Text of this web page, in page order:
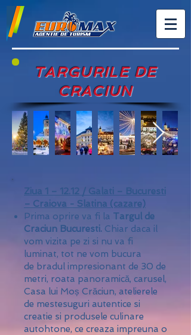
TARGURILE DE
CRACIUN
Ziua 1 – 12.12 / Galati – Bucuresti
– Craiova - Slatina (cazare)
Prima oprire va fi la Targul de
Craciun Bucuresti. Chiar daca il
vom vizita pe zi si nu va fi
luminat, tot ne vom bucura
de bradul impresionant de 30 de
metri, roata panoramică, carusel,
Casa lui Moș Crăciun, atelierele
de mestesuguri autentice si
creatie si produsele culinare
autohtone, ce creaza impreuna o